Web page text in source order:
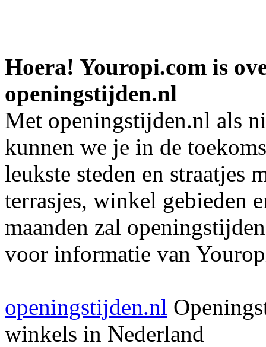
Hoera! Youropi.com is
openingstijden.nl
Met openingstijden.nl als
kunnen we je in de
leukste steden en straatjes
terrasjes, winkel gebieden
maanden zal
voor informatie van
openingstijden.nl
winkels in Nederland